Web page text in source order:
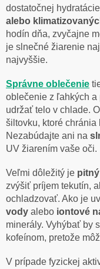
dostatočnej
alebo
hodín dňa, zvyčajne
je slnečné žiarenie
najvyššie.
Správne oblečenie
oblečenie z ľahkých a
udržať telo v chlade.
šiltovku, ktoré chránia
Nezabúdajte ani na
UV žiarením vaše oči.
Veľmi dôležitý je
zvýšiť príjem tekutín,
ochladzovať. Ako je
vody alebo iontové
minerály. Vyhýbať by
kofeínom, pretože
V prípade fyzickej